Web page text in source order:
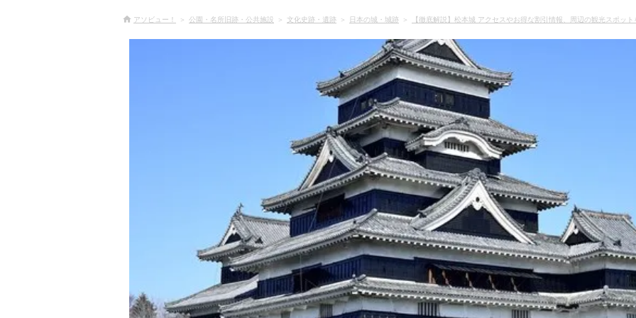
アソビュー！ 公園・名所旧跡・公共施設 文化史跡・遺跡 日本の城・城跡 【徹底解説】松本城 アクセスやお得な割引情報、周辺の観光スポッ